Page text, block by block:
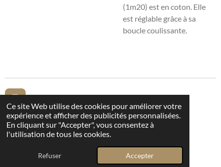
Ce site Web utilise des cookies pour améliorer votre
expérience et afficher des publicités personnalisées.
En cliquant sur "Accepter", vous consentez à
l'utilisation de tous les cookies.
Refuser Accepter
(1m20) est en coton. Elle
est réglable grâce à sa
boucle coulissante.
n
s
t
a
Mentions légales
Propulsé parWebador